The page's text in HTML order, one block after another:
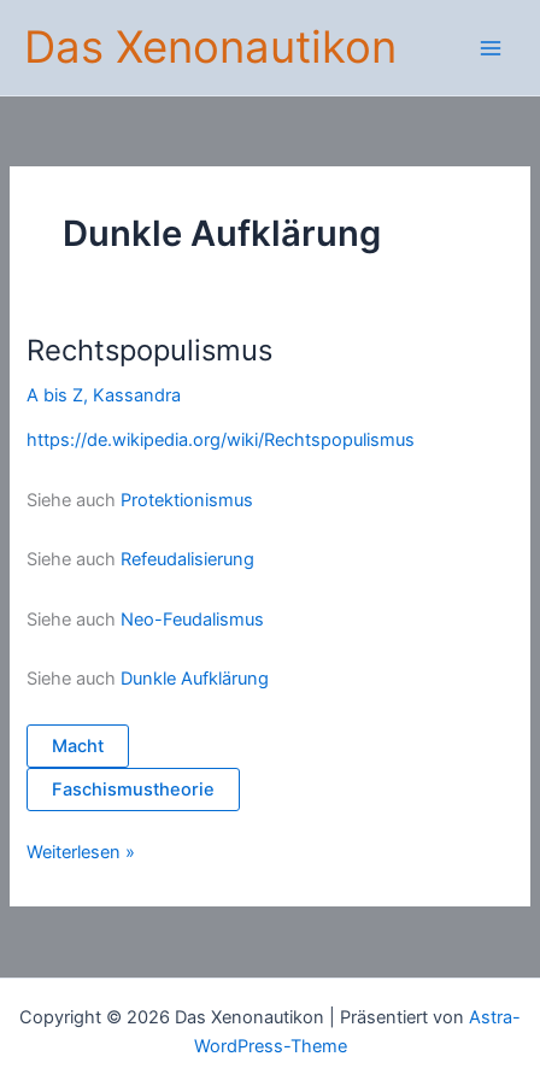
Inhalt
springen
Das Xenonautikon
Dunkle Aufklärung
Rechtspopulismus
A bis Z, Kassandra
https://de.wikipedia.org/wiki/Rechtspopulismus
Siehe auch Protektionismus
Siehe auch Refeudalisierung
Siehe auch Neo-Feudalismus
Siehe auch Dunkle Aufklärung
Macht
Faschismustheorie
Rechtspopulismus
Weiterlesen »
Copyright © 2026 Das Xenonautikon | Präsentiert von Astra-
WordPress-Theme